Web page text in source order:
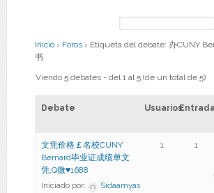
Inicio › Foros › Etiqueta del debate: 办CUNY
书
Viendo 5 debates - del 1 al 5 (de un total de 5)
Debate Usuarios
文凭价格￡名校CUNY
Bernard毕业证成绩单文
凭,Q微♥1688
Iniciado por:
Sidaamyas
1 1